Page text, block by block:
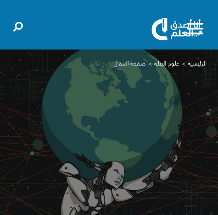
الرئيسية علوم البيئة صفحة المقال